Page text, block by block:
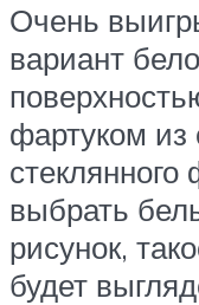
Очень
вариант
фартуком из
выбрать
рисунок,
будет